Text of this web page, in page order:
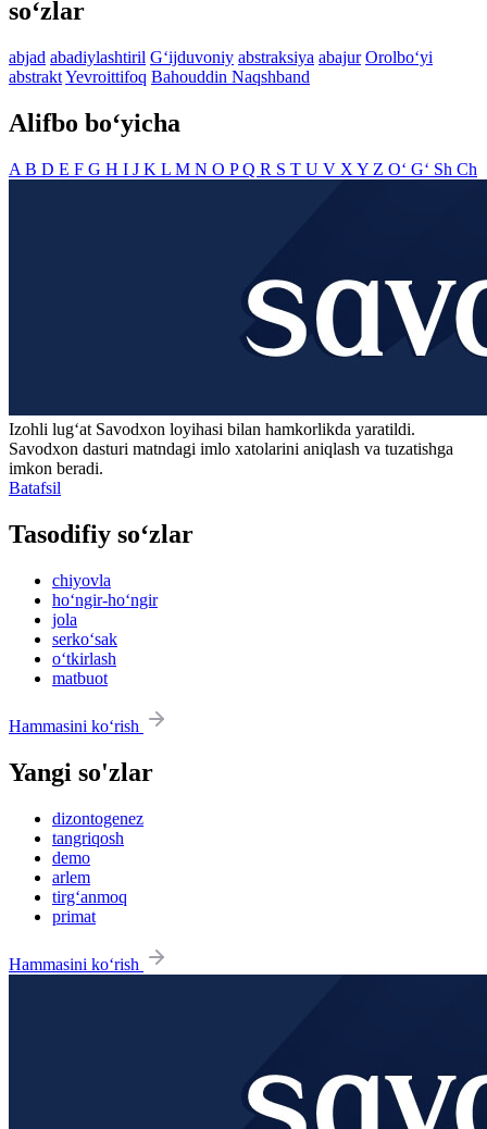
so‘zlar
abjad abadiylashtiril G‘ijduvoniy abstraksiya abajur Orolbo‘yi
abstraktYevroittifoq Bahouddin Naqshband
Alifbo bo‘yicha
A B D E F G H I J K L M N O PQ R S T U V X Y Z O‘ G‘ Sh Ch
Izohli lugʻat Savodxon loyihasi bilan hamkorlikda yaratildi.
Savodxon dasturi matndagi imlo xatolarini aniqlash va tuzatishga
imkon beradi.
Batafsil
Tasodifiy so‘zlar
chiyovla
ho‘ngir-ho‘ngir
jola
serko‘sak
o‘tkirlash
matbuot
Hammasini ko‘rish
Yangi so'zlar
dizontogenez
tangriqosh
demo
arlem
tirg‘anmoq
primat
Hammasini ko‘rish